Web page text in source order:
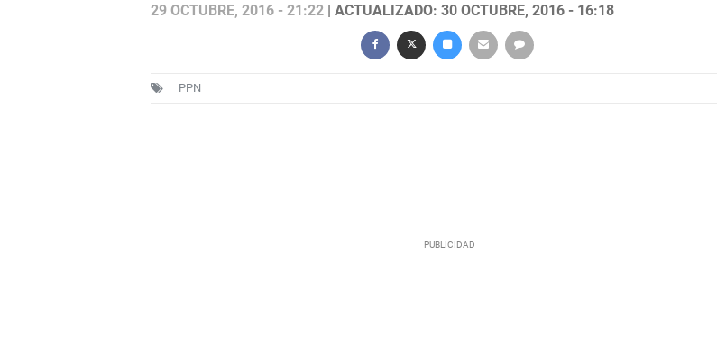
29 OCTUBRE, 2016 - 21:22| ACTUALIZADO: 30 OCTUBRE, 2016 - 16:18
PPN